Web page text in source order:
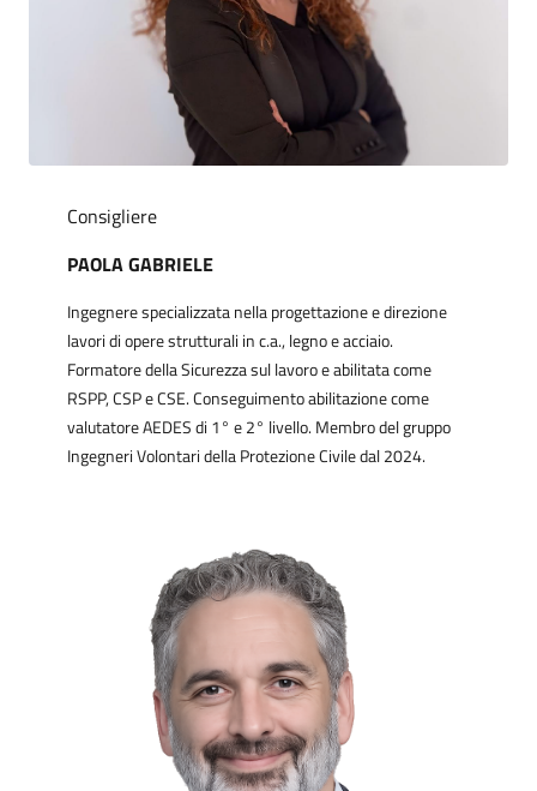
Consigliere
PAOLA GABRIELE
Ingegnere specializzata nella progettazione e direzione
lavori di opere strutturali in c.a., legno e acciaio.
Formatore della Sicurezza sul lavoro e abilitata come
RSPP, CSP e CSE. Conseguimento abilitazione come
valutatore AEDES di 1° e 2° livello. Membro del gruppo
Ingegneri Volontari della Protezione Civile dal 2024.